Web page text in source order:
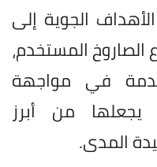
الجوية إلى
الصاروخ المستخدم،
في مواجهة
يجعلها من أبرز
المدى.